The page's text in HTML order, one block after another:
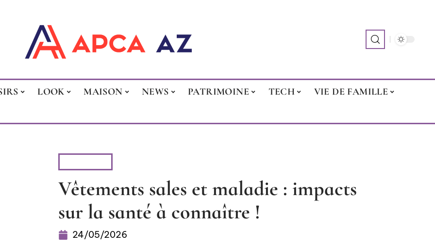
LOOK MAISON NEWS PATRIMOINE TECH VIE DE FAMILLE
Vêtements sales et maladie : impacts
sur la santé à connaître !
24/05/2026